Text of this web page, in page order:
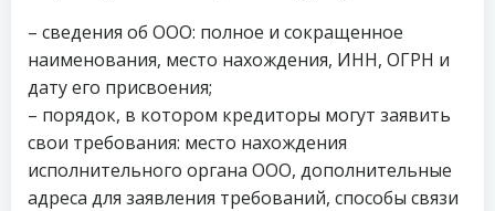
– сведения об ООО: полное и сокращенное
наименования, место нахождения, ИНН, ОГРН и
дату его присвоения;
– порядок, в котором кредиторы могут заявить
свои требования: место нахождения
исполнительного органа ООО, дополнительные
адреса для заявления требований, способы связи